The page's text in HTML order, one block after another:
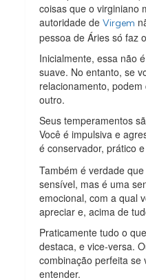
coisas que o virginiano
autoridade deVirgem
pessoa de Áries só faz
Inicialmente, essa não
suave. No entanto, se
relacionamento,
outro.
Seus temperamentos
Você é impulsiva e
é conservador, prático
Também é verdade
sensível, mas é uma
emocional, com a qual
apreciar e, acima de
Praticamente tudo o
destaca, e vice-versa.
combinação perfeita se
entender.